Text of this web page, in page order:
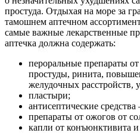
простуда. Отдыхая на море за
тамошнем аптечном
самые важные лекарственные
аптечка должна содержать:
пероральные препараты
простуды, ринита,
желудочных расстройств,
пластыри;
антисептические
препараты от ожогов от
капли от конъюнктивита и